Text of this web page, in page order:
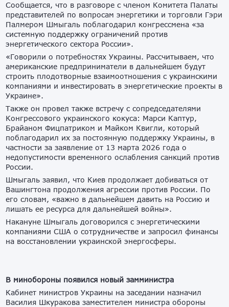
Сообщается, что в разговоре с членом Комитета Палаты
представителей по вопросам энергетики и торговли Гэри
Палмером Шмыгаль поблагодарил конгрессмена «за
системную поддержку ограничений против
энергетического сектора России».
«Говорили о потребностях Украины. Рассчитываем, что
американские предприниматели в дальнейшем будут
строить плодотворные взаимоотношения с украинскими
компаниями и инвестировать в энергетические проекты в
Украине».
Также он провел также встречу с сопредседателями
Конгрессового украинского кокуса: Марси Каптур,
Брайаном Фицпатриком и Майком Квигли, который
поблагодарил их за постоянную поддержку Украины, в
частности за заявление от 13 марта 2026 года о
недопустимости временного ослабления санкций против
России.
Шмыгаль заявил, что Киев продолжает добиваться от
Вашингтона продолжения агрессии против России. По
его словам, «важно в дальнейшем давить на Россию и
лишать ее ресурса для дальнейшей войны».
Накануне Шмыгаль договорился с энергетическими
компаниями США о сотрудничестве и запросил финансы
на восстановлении украинской энергосферы.
В минобороны появился новый замминистра
Кабинет министров Украины на заседании назначил
Василия Шкуракова заместителем министра обороны